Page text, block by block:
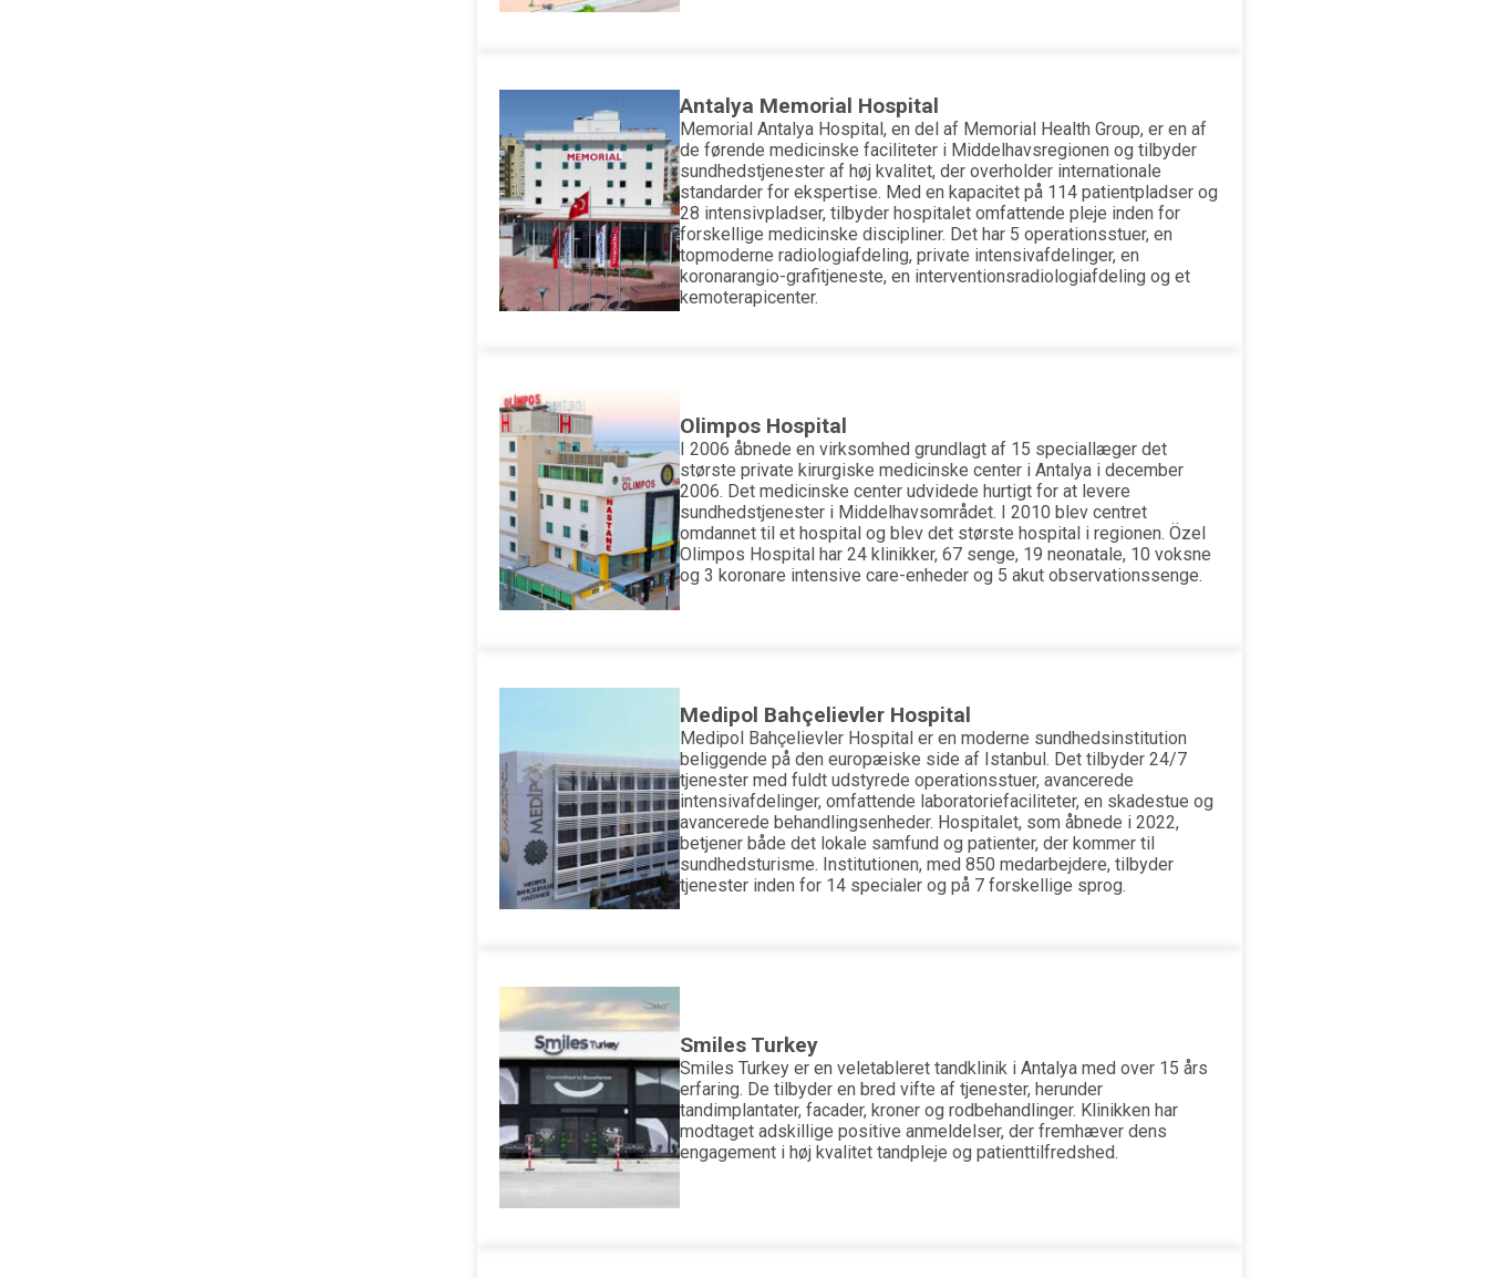
Antalya Memorial Hospital
Memorial Antalya Hospital, en del af Memorial Health Group, er en af
de førende medicinske faciliteter i Middelhavsregionen og tilbyder
sundhedstjenester af høj kvalitet, der overholder internationale
standarder for ekspertise. Med en kapacitet på 114 patientpladser og
28 intensivpladser, tilbyder hospitalet omfattende pleje inden for
forskellige medicinske discipliner. Det har 5 operationsstuer, en
topmoderne radiologiafdeling, private intensivafdelinger, en
koronarangio-grafitjeneste, en interventionsradiologiafdeling og et
kemoterapicenter.
Olimpos Hospital
I 2006 åbnede en virksomhed grundlagt af 15 speciallæger det
største private kirurgiske medicinske center i Antalya i december
2006. Det medicinske center udvidede hurtigt for at levere
sundhedstjenester i Middelhavsområdet. I 2010 blev centret
omdannet til et hospital og blev det største hospital i regionen. Özel
Olimpos Hospital har 24 klinikker, 67 senge, 19 neonatale, 10 voksne
og 3 koronare intensive care-enheder og 5 akut observationssenge.
Medipol Bahçelievler Hospital
Medipol Bahçelievler Hospital er en moderne sundhedsinstitution
beliggende på den europæiske side af Istanbul. Det tilbyder 24/7
tjenester med fuldt udstyrede operationsstuer, avancerede
intensivafdelinger, omfattende laboratoriefaciliteter, en skadestue og
avancerede behandlingsenheder. Hospitalet, som åbnede i 2022,
betjener både det lokale samfund og patienter, der kommer til
sundhedsturisme. Institutionen, med 850 medarbejdere, tilbyder
tjenester inden for 14 specialer og på 7 forskellige sprog.
Smiles Turkey
Smiles Turkey er en veletableret tandklinik i Antalya med over 15 års
erfaring. De tilbyder en bred vifte af tjenester, herunder
tandimplantater, facader, kroner og rodbehandlinger. Klinikken har
modtaget adskillige positive anmeldelser, der fremhæver dens
engagement i høj kvalitet tandpleje og patienttilfredshed.